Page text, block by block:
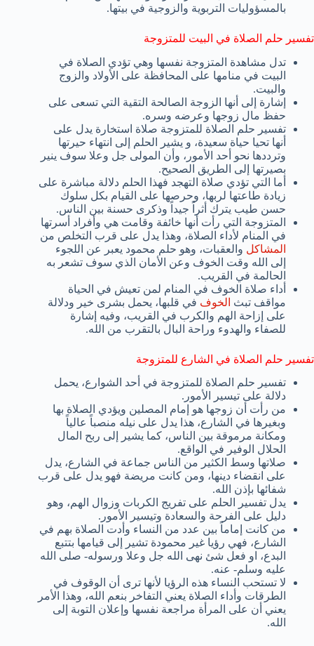
بالمسؤوليات التربوية والزوجية في بيتها.
تفسير حلم الصلاة في البيت للمتزوجة
تدل مشاهدة المتزوجة نفسها وهي تؤدي الصلاة في
البيت في منامها على المحافظة على الأولاد والزوج
والبيت.
إشارة إلى أنها الزوجة الصالحة التقية التي تسعى على
حفظ مال زوجها وعرضه وسره.
تفسير حلم الصلاة للمتزوجة صلاة استخارة يدل على
أنها تحيا حياة سعيدة، و يشير الحلم إلى انتهاء حيرتها
وترددها نحو أحد الأمور، وأن المولى جل وعلا سوف ينير
بصيرتها إلى الطريق الصحيح.
أما التي تؤدي صلاة التهجد فهذا الحلم دلالة مباشرة على
زيادة طاعتها لربها، وحرصها على القيام بكل سلوك
حسن طيب يترك أثراً جيداً وذكرى حسنة بين الناس.
المتزوجة التي رأت أنها خائفة وقامت هي وأفراد أسرتها
في المنام لأداء الصلاة، وهذا يدل على قرب التخلص من
المشاكل والعقبات، وهو حلم محمود يعبر عن اللجوء
إلى الله وقت الخوف وعن الأمان الذي سوف تشعر به
الحالمة في القريب.
أداء صلاة الخوف في المنام لمن تعيش في الحياة
مواقف تبث الخوف في قلبها، يحمل بشرى خير ودلالة
على إزاحة الهم والكرب في القريب، وفيه إشارة
للصفاء والهدوء وراحة البال بالتقرب من الله.
تفسير حلم الصلاة في الشارع للمتزوجة
تفسير حلم الصلاة للمتزوجة في أحد الشوارع، يحمل
دلالة على تيسير الأمور.
من رأت أن زوجها هو إمام المصلين ويؤدي الصلاة بها
وبغيرها في الشارع، هذا يدل على نيله منصباً عالياً
ومكانة مرموقة بين الناس، كما يشير إلى ربح المال
الحلال الوفير في الواقع.
صلاتها وسط الكثير من الناس جماعة في الشارع، يدل
على انقضاء دينها، ومن كانت مريضة فهو يدل على قرب
شفائها بإذن الله.
يدل تفسير الحلم على تفريج الكربات وزوال الهم، وهو
دليل على الفرحة والسعادة وتيسير الأمور.
من كانت إماماً بين عدد من النساء وأدت الصلاة بهم في
الشارع، فهي رؤيا غير محمودة تشير إلى قيامها بتتبع
البدع، او فعل شئ نهى الله جل وعلا ورسوله- صلى الله
عليه وسلم- عنه.
لا تستحب النساء هذه الرؤيا لأنها ترى أن الوقوف في
الطرقات وأداء الصلاة يعني التفاخر بنعم الله، وهذا الأمر
يعني أن على المرأة مراجعة نفسها وإعلان التوبة إلى
الله.